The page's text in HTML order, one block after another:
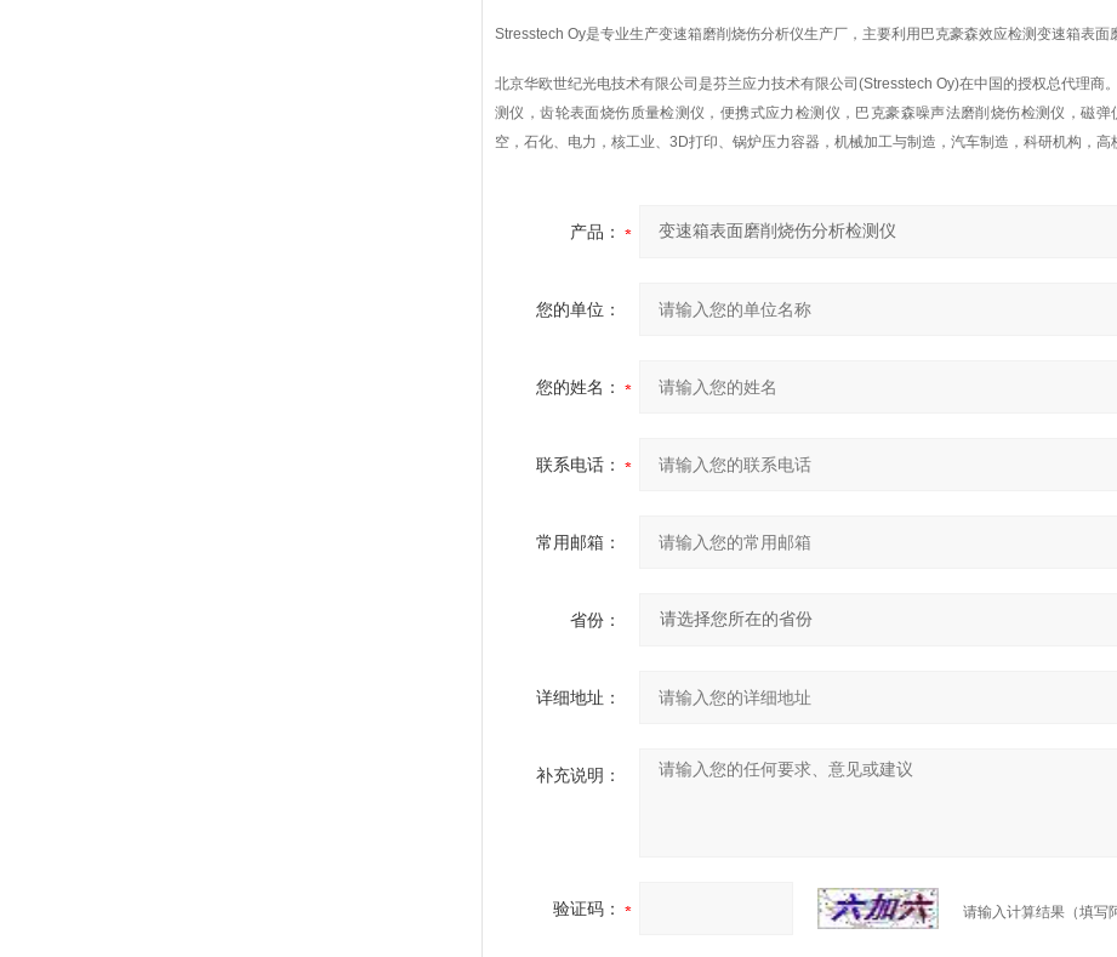
Stresstech Oy是专业生产变速箱磨削烧伤分析仪生产厂，主要利用巴克豪森效应检测变速箱表面
北京华欧世纪光电技术有限公司是芬兰应力技术有限公司(Stresstech Oy)在中国的授权总代理商
测仪，齿轮表面烧伤质量检测仪，便携式应力检测仪，巴克豪森噪声法磨削烧伤检测仪，磁
空，石化、电力，核工业、3D打印、锅炉压力容器，机械加工与制造，汽车制造，科研机构，高
产品：
您的单位：
您的姓名：
联系电话：
常用邮箱：
省份：
详细地址：
补充说明：
验证码： 请输入计算结果（填写